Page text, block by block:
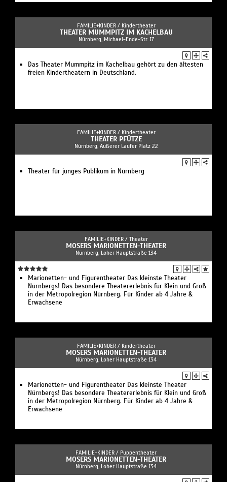
FAMILIE+KINDER / Kindertheater
THEATER MUMMPITZ IM KACHELBAU
Nürnberg, Michael-Ende-Str. 17
Das Theater Mummpitz im Kachelbau gehört zu den ältesten
freien Kindertheatern in Deutschland.
FAMILIE+KINDER / Kindertheater
THEATER PFÜTZE
Nürnberg, Äußerer Laufer Platz 22
Theater für junges Publikum in Nürnberg
FAMILIE+KINDER / Theater
MOSERS MARIONETTEN-THEATER
Nürnberg, Loher Hauptstraße 134
Marionetten- und Figurentheater Das kleinste Theater
Nürnbergs! Das besondere Theatererlebnis für Klein und Groß
in der Metropolregion Nürnberg. Für Kinder ab 4 Jahre &
Erwachsene
FAMILIE+KINDER / Kindertheater
MOSERS MARIONETTEN-THEATER
Nürnberg, Loher Hauptstraße 134
Marionetten- und Figurentheater Das kleinste Theater
Nürnbergs! Das besondere Theatererlebnis für Klein und Groß
in der Metropolregion Nürnberg. Für Kinder ab 4 Jahre &
Erwachsene
FAMILIE+KINDER / Puppentheater
MOSERS MARIONETTEN-THEATER
Nürnberg, Loher Hauptstraße 134